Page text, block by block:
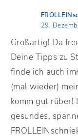
29.
Großartig! Da
Deine Tipps zu
finde ich auch
(mal wieder)
komm gut
gesundes,